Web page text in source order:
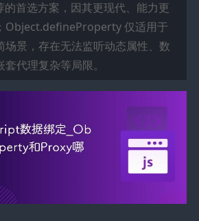
首选方案，因其更现代、能力更
Object.defineProperty 仅适用于
场景，存在无法监听动态属性、数
代理复杂等局限。